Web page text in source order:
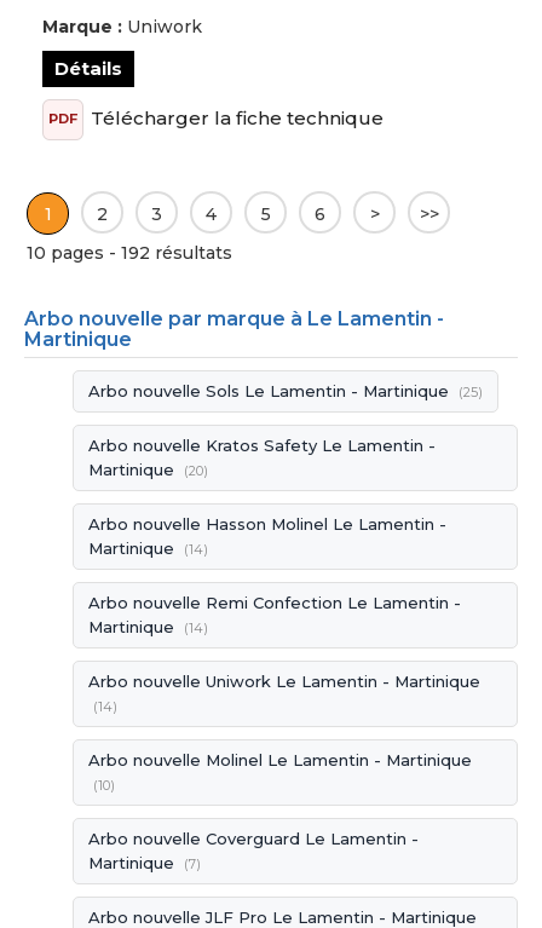
Marque : Uniwork
Détails
PDF Télécharger la fiche technique
1 2 3 4 5 6 >
>>
10 pages - 192 résultats
Arbo nouvelle par marque à Le Lamentin -
Martinique
Arbo nouvelle Sols Le Lamentin - Martinique (25)
Arbo nouvelle Kratos Safety Le Lamentin -
Martinique
(20)
Arbo nouvelle Hasson Molinel Le Lamentin -
Martinique
(14)
Arbo nouvelle Remi Confection Le Lamentin -
Martinique
(14)
Arbo nouvelle Uniwork Le Lamentin - Martinique
(14)
Arbo nouvelle Molinel Le Lamentin - Martinique
(10)
Arbo nouvelle Coverguard Le Lamentin -
Martinique
(7)
Arbo nouvelle JLF Pro Le Lamentin - Martinique